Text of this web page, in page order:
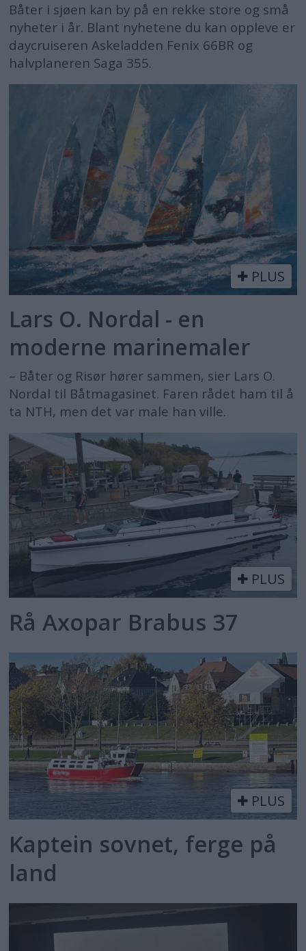
Båter i sjøen kan by på en rekke store og små
nyheter i år. Blant nyhetene du kan oppleve er
daycruiseren Askeladden Fenix 66BR og
halvplaneren Saga 355.
PLUS
Lars O. Nordal - en
moderne marinemaler
– Båter og Risør hører sammen, sier Lars O.
Nordal til Båtmagasinet. Faren rådet ham til å
ta NTH, men det var male han ville.
PLUS
Rå Axopar Brabus 37
PLUS
Kaptein sovnet, ferge på
land